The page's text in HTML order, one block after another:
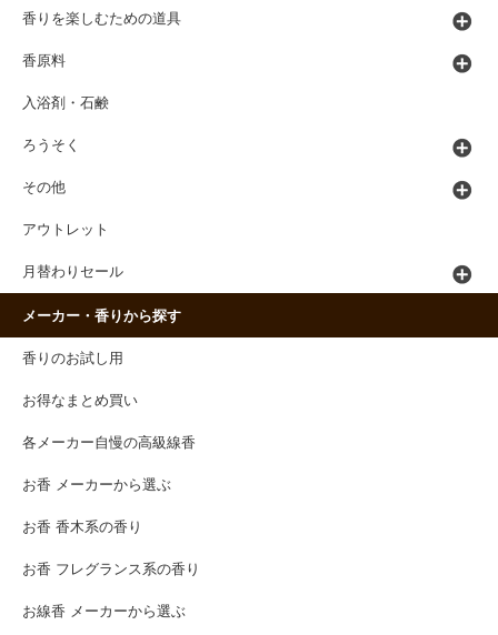
香りを楽しむための道具
香原料
入浴剤・石鹸
ろうそく
その他
アウトレット
月替わりセール
メーカー・香りから探す
香りのお試し用
お得なまとめ買い
各メーカー自慢の高級線香
お香 メーカーから選ぶ
お香 香木系の香り
お香 フレグランス系の香り
お線香 メーカーから選ぶ